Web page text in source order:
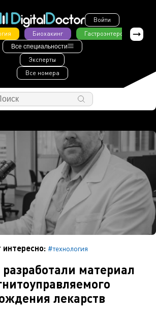
Войти
Биохакинг Гастроэнтерология
Все специальности
Эксперты
Все номера
#технология
материал
лекарств